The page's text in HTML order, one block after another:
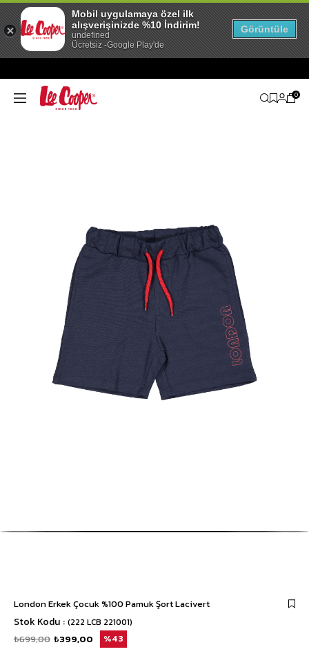
0
London Erkek Çocuk %100 Pamuk Şort Lacivert
Stok Kodu (222 LCB 221001)
₺699,00 ₺399,00 43
Mobil uygulamaya özel ilk
alışverişinizde %10 İndirim!
undefined
Ücretsiz -Google Play'de
Görüntüle